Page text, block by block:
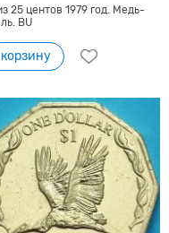
25 центов 1979 год. Медь-
BU